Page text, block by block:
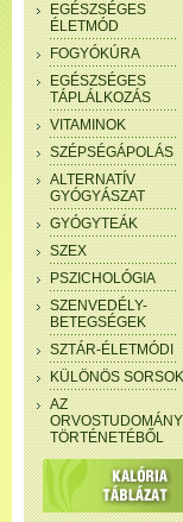
EGÉSZSÉGES
ÉLETMÓD
FOGYÓKÚRA
EGÉSZSÉGES
TÁPLÁLKOZÁS
VITAMINOK
SZÉPSÉGÁPOLÁS
ALTERNATÍV
GYÓGYÁSZAT
GYÓGYTEÁK
SZEX
PSZICHOLÓGIA
SZENVEDÉLY-
BETEGSÉGEK
SZTÁR-ÉLETMÓDI
KÜLÖNÖS SORSOK
AZ
ORVOSTUDOMÁNY
TÖRTÉNETÉBŐL